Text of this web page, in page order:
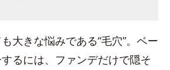
大きな悩みである“毛穴”。ベー
るには、ファンデだけで隠そ